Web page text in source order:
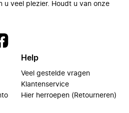
u veel plezier. Houdt u van onze
Help
Veel gestelde vragen
Klantenservice
Hier herroepen (Retourneren)